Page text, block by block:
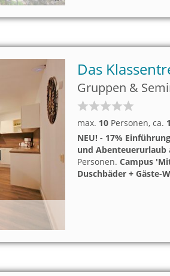
Das
Gruppen &
max. 10 Personen, ca.
NEU! - 17%
und Abenteuerurlaub
Personen. Campus
Duschbäder + Gäste-